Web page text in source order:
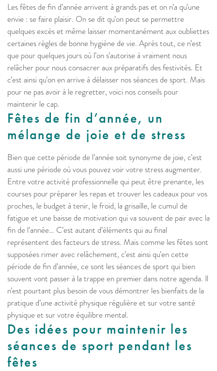
Les fêtes de fin d’année arrivent à grands pas et on n’a qu’une
envie : se faire plaisir. On se dit qu’on peut se permettre
quelques excès et même laisser momentanément aux oubliettes
certaines règles de bonne hygiène de vie. Après tout, ce n’est
que pour quelques jours où l’on s’autorise à vraiment nous
relâcher pour nous consacrer aux préparatifs des festivités. Et
c’est ainsi qu’on en arrive à délaisser nos séances de sport. Mais
pour ne pas avoir à le regretter, voici nos conseils pour
maintenir le cap.
Fêtes de fin d’année, un
mélange de joie et de stress
Bien que cette période de l’année soit synonyme de joie, c’est
aussi une période où vous pouvez voir votre stress augmenter.
Entre votre activité professionnelle qui peut être prenante, les
courses pour préparer les repas et trouver les cadeaux pour vos
proches, le budget à tenir, le froid, la grisaille, le cumul de
fatigue et une baisse de motivation qui va souvent de pair avec la
fin de l’année… C’est autant d’éléments qui au final
représentent des facteurs de stress. Mais comme les fêtes sont
supposées rimer avec relâchement, c’est ainsi qu’en cette
période de fin d’année, ce sont les séances de sport qui bien
souvent vont passer à la trappe en premier dans notre agenda. Il
n’est pourtant plus besoin de vous démontrer les bienfaits de la
pratique d’une activité physique régulière et sur votre santé
physique et sur votre équilibre mental.
Des idées pour maintenir les
séances de sport pendant les
fêtes